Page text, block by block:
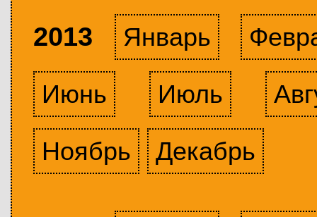
2013 Январь
Июнь
Июль
Ноябрь
Декабрь